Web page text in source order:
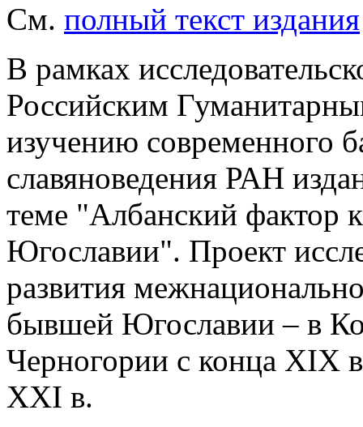
См. полный текст издания
В рамках
Российским
изучению современного
славяноведения РАН
теме "Албанский фактор
Югославии". Проект
развития
бывшей Югославии – в
Черногории с конца XIX
XXI в.